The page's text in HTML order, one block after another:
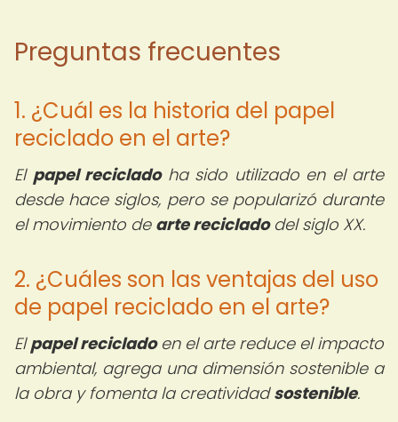
Preguntas frecuentes
1. ¿Cuál es la historia del papel
reciclado en el arte?
El papel recicladoha sido utilizado en el arte
desde hace siglos, pero se popularizó durante
el movimiento de arte recicladodel siglo XX.
2. ¿Cuáles son las ventajas del uso
de papel reciclado en el arte?
Elpapel recicladoen el arte reduce el impacto
ambiental, agrega una dimensión sostenible a
la obra y fomenta la creatividadsostenible.